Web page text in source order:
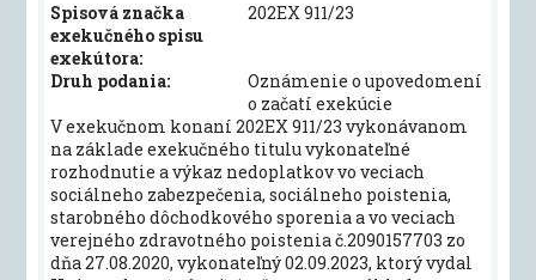
Spisová značka
exekučného spisu
exekútora:
202EX 911/23
Druh podania:
Oznámenie o upovedomení
o začatí exekúcie
V exekučnom konaní 202EX 911/23 vykonávanom
na základe exekučného titulu vykonateľné
rozhodnutie a výkaz nedoplatkov vo veciach
sociálneho zabezpečenia, sociálneho poistenia,
starobného dôchodkového sporenia a vo veciach
verejného zdravotného poistenia č.2090157703 zo
dňa 27.08.2020, vykonateľný 02.09.2023, ktorý vydal